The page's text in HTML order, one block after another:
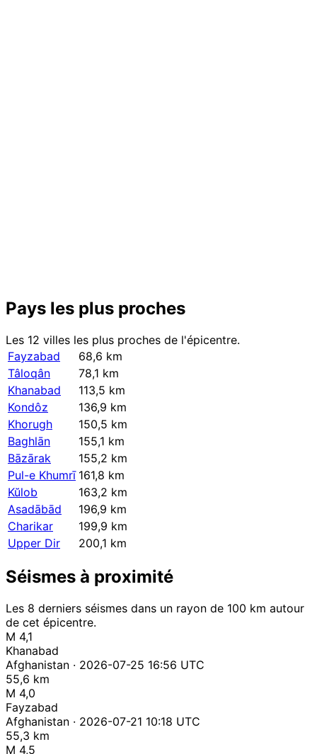
Pays les plus proches
Les 12 villes les plus proches de l'épicentre.
Fayzabad
68,6 km
Tâloqân
78,1 km
Khanabad
113,5 km
Kondôz
136,9 km
Khorugh
150,5 km
Baghlān
155,1 km
Bāzārak
155,2 km
Pul-e Khumrī 161,8 km
Kŭlob
163,2 km
Asadābād
196,9 km
Charikar
199,9 km
Upper Dir
200,1 km
Séismes à proximité
Les 8 derniers séismes dans un rayon de 100 km autour
de cet épicentre.
M 4,1
Khanabad
Afghanistan · 2026-07-25 16:56 UTC
55,6 km
M 4,0
Fayzabad
Afghanistan · 2026-07-21 10:18 UTC
55,3 km
M 4,5